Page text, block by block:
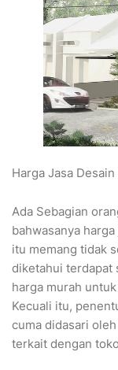
Harga Jasa
Ada Sebagian
bahwasanya
itu memang tidak
diketahui terdapat
harga murah
Kecuali itu,
cuma didasari
terkait dengan